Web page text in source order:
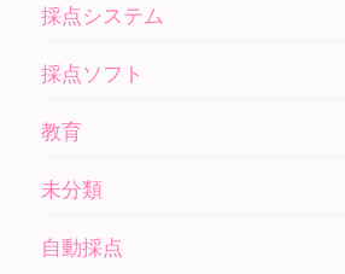
採点システム
採点ソフト
教育
未分類
自動採点